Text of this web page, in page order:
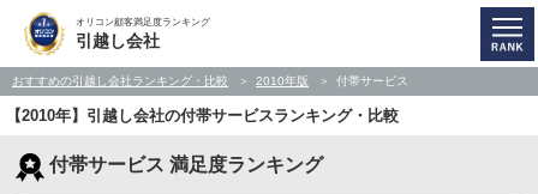
オリコン顧客満足度ランキング
引越し会社
おすすめの引越し会社ランキング・比較 2010年版 付帯サービス
【2010年】引越し会社の付帯サービスランキング・比較
付帯サービス 満足度ランキング